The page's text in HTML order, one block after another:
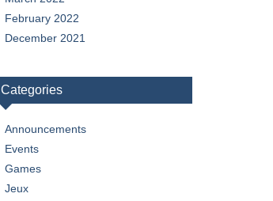
February 2022
December 2021
Categories
Announcements
Events
Games
Jeux